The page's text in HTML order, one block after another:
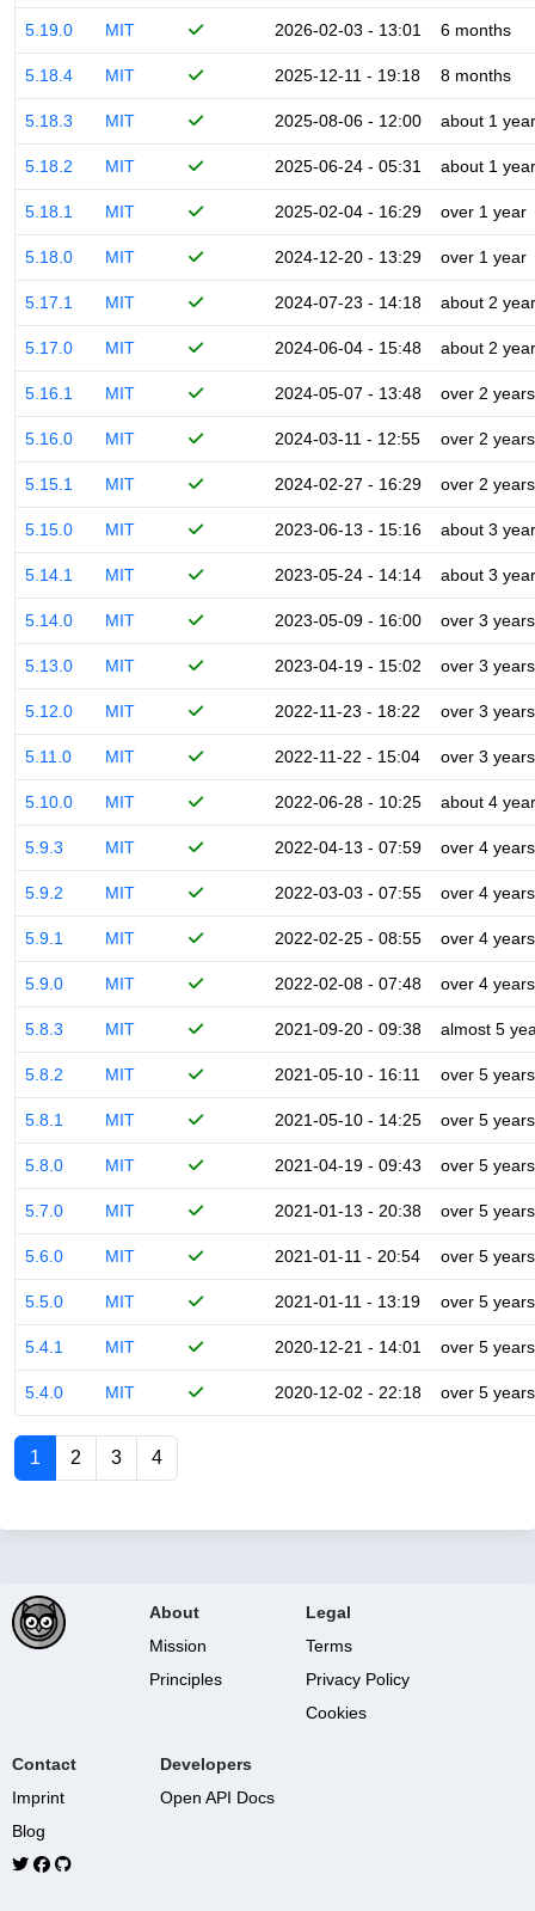
5.19.0 MIT 2026-02-03 - 13:01 6 months
5.18.4 MIT 2025-12-11 - 19:18 8 months
5.18.3 MIT 2025-08-06 - 12:00 about 1 year
5.18.2 MIT 2025-06-24 - 05:31 about 1 year
5.18.1 MIT 2025-02-04 - 16:29 over 1 year
5.18.0 MIT 2024-12-20 - 13:29 over 1 year
5.17.1 MIT 2024-07-23 - 14:18 about 2
5.17.0 MIT 2024-06-04 - 15:48 about 2
5.16.1 MIT 2024-05-07 - 13:48 over 2 years
5.16.0 MIT 2024-03-11 - 12:55 over 2 years
5.15.1 MIT 2024-02-27 - 16:29 over 2 years
5.15.0 MIT 2023-06-13 - 15:16 about 3
5.14.1 MIT 2023-05-24 - 14:14 about 3
5.14.0 MIT 2023-05-09 - 16:00 over 3 years
5.13.0 MIT 2023-04-19 - 15:02 over 3 years
5.12.0 MIT 2022-11-23 - 18:22 over 3 years
5.11.0 MIT 2022-11-22 - 15:04 over 3 years
5.10.0 MIT 2022-06-28 - 10:25 about 4
5.9.3 MIT 2022-04-13 - 07:59 over 4 years
5.9.2 MIT 2022-03-03 - 07:55 over 4 years
5.9.1 MIT 2022-02-25 - 08:55 over 4 years
5.9.0 MIT 2022-02-08 - 07:48 over 4 years
5.8.3 MIT 2021-09-20 - 09:38 almost 5
5.8.2 MIT 2021-05-10 - 16:11 over 5 years
5.8.1 MIT 2021-05-10 - 14:25 over 5 years
5.8.0 MIT 2021-04-19 - 09:43 over 5 years
5.7.0 MIT 2021-01-13 - 20:38 over 5 years
5.6.0 MIT 2021-01-11 - 20:54 over 5 years
5.5.0 MIT 2021-01-11 - 13:19 over 5 years
5.4.1 MIT 2020-12-21 - 14:01 over 5 years
5.4.0 MIT 2020-12-02 - 22:18 over 5 years
1 2 3 4
About
Mission
Principles
Legal
Terms
Privacy Policy
Cookies
Contact
Imprint
Blog
Developers
Open API Docs